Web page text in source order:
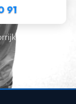
91
· 24/7